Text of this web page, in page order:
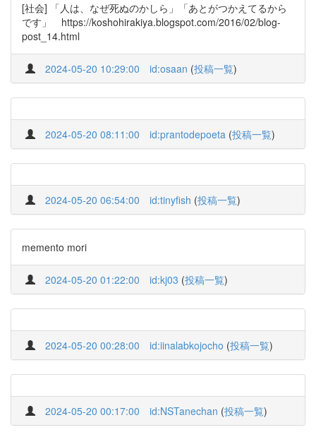
[社会] 「人は、なぜ死ぬのかしら」「あとがつかえてるから
です」 https://koshohirakiya.blogspot.com/2016/02/blog-
post_14.html
2024-05-20 10:29:00 id:osaan (投稿一覧)
2024-05-20 08:11:00 id:prantodepoeta (投稿一覧)
2024-05-20 06:54:00 id:tinyfish (投稿一覧)
memento mori
2024-05-20 01:22:00 id:kj03 (投稿一覧)
2024-05-20 00:28:00 id:iinalabkojocho (投稿一覧)
2024-05-20 00:17:00 id:NSTanechan (投稿一覧)